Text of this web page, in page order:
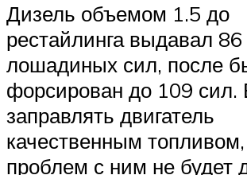
Дизель объемом 1.5 до
рестайлинга выдавал
лошадиных сил, после
форсирован до 109 сил.
заправлять двигатель
качественным
проблем с ним не будет